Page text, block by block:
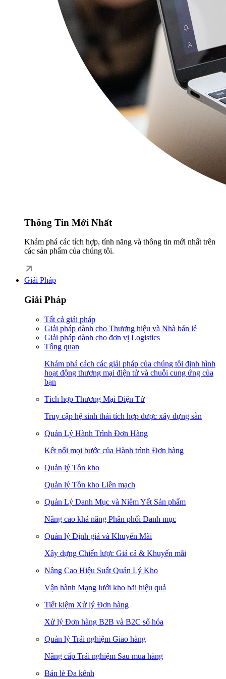
Thông Tin Mới Nhất
Khám phá các tích hợp, tính năng và thông tin mới nhất trên
các sản phẩm của chúng tôi.
Giải Pháp
Giải Pháp
Tất cả giải pháp
Giải pháp dành cho Thương hiệu và Nhà bán lẻ
Giải pháp dành cho đơn vị Logistics
Tổng quan
Khám phá cách các giải pháp của chúng tôi định hình
hoạt động thương mại điện tử và chuỗi cung ứng của
bạn
Tích hợp Thương Mại Điện Tử
Truy cập hệ sinh thái tích hợp được xây dựng sẵn
Quản Lý Hành Trình Đơn Hàng
Kết nối mọi bước của Hành trình Đơn hàng
Quản lý Tồn kho
Quản lý Tồn kho Liền mạch
Quản Lý Danh Mục và Niêm Yết Sản phẩm
Nâng cao khả năng Phân phối Danh mục
Quản lý Định giá và Khuyến Mãi
Xây dựng Chiến lược Giá cả & Khuyến mãi
Nâng Cao Hiệu Suất Quản Lý Kho
Vận hành Mạng lưới kho bãi hiệu quả
Tiết kiệm Xử lý Đơn hàng
Xử lý Đơn hàng B2B và B2C số hóa
Quản lý Trải nghiệm Giao hàng
Nâng cấp Trải nghiệm Sau mua hàng
Bán lẻ Đa kênh